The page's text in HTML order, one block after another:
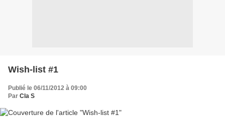
Wish-list #1
Publié le 06/11/2012 à 09:00
Par Cla S